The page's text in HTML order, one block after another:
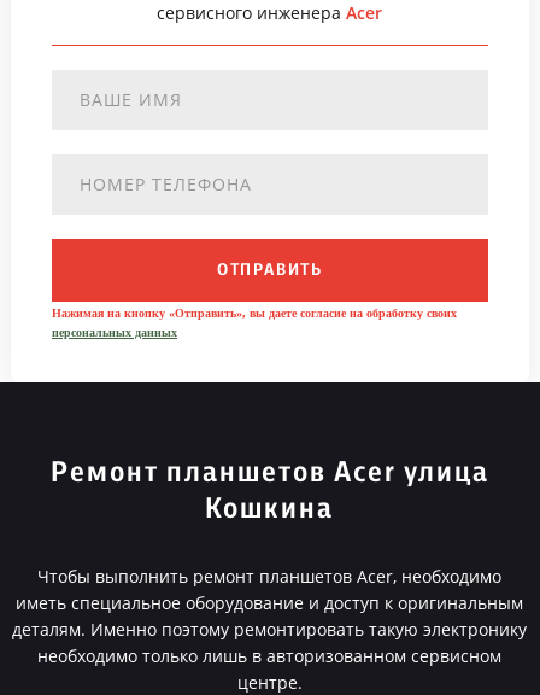
сервисного инженераAcer
ОТПРАВИТЬ
Нажимая на кнопку «Отправить», вы даете согласие на обработку своих
персональных данных
Ремонт планшетов Acer улица
Кошкина
Чтобы выполнить ремонт планшетов Acer, необходимо
иметь специальное оборудование и доступ к оригинальным
деталям. Именно поэтому ремонтировать такую электронику
необходимо только лишь в авторизованном сервисном
центре.